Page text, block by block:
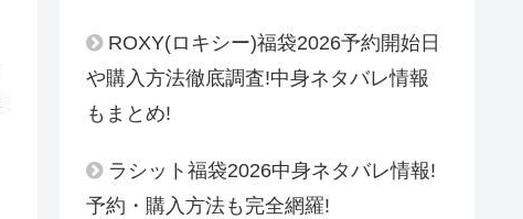
ROXY(ロキシー)福袋2026予約開始日
や購入方法徹底調査!中身ネタバレ情報
もまとめ!
ラシット福袋2026中身ネタバレ情報!
予約・購入方法も完全網羅!